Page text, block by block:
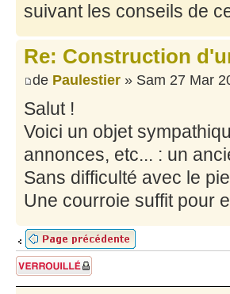
suivant les conseils de
Re: Construction
de Paulestier » Sam 27 Mar
Salut !
Voici un objet
annonces, etc... : un
Sans difficulté avec le
Une courroie suffit pour
Sujet verrouillé